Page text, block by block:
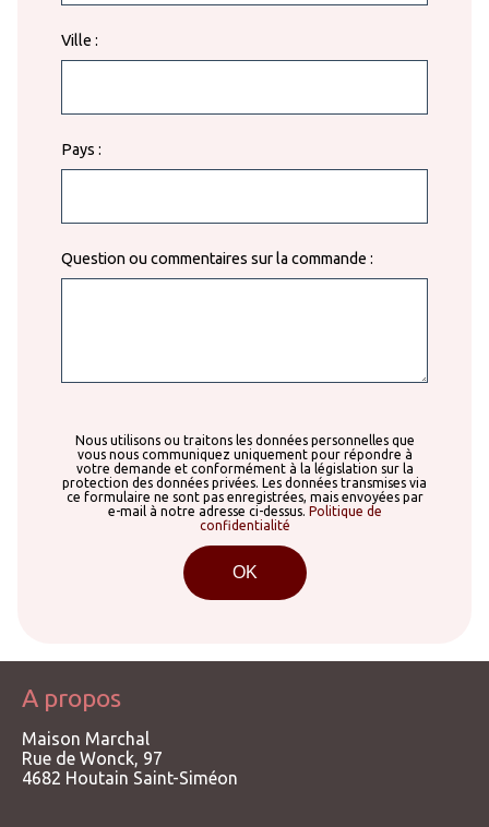
Ville :
Pays :
Question ou commentaires sur la commande :
Nous utilisons ou traitons les données personnelles que
vous nous communiquez uniquement pour répondre à
votre demande et conformément à la législation sur la
protection des données privées. Les données transmises via
ce formulaire ne sont pas enregistrées, mais envoyées par
e-mail à notre adresse ci-dessus. Politique de
confidentialité
A propos
Maison Marchal
Rue de Wonck, 97
4682 Houtain Saint-Siméon